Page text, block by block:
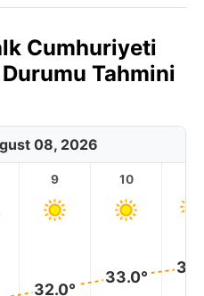
Cumhuriyeti
Tahmini
08, 2026
9
32.0°
10
33.0°